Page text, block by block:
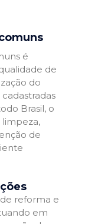
é
de
do
Brasil, o
limpeza,
de
reforma e
em